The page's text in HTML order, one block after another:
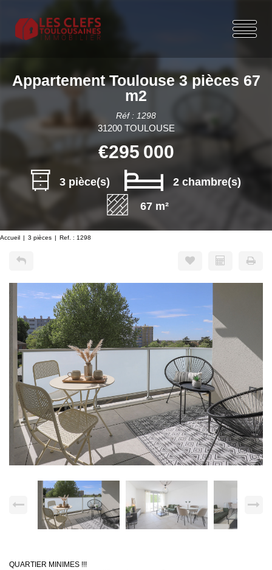
Appartement Toulouse 3 pièces 67
m2
Réf : 1298
31200 TOULOUSE
€295 000
3 pièce(s)
2 chambre(s)
67 m²
Accueil 3 pièces Ref. : 1298
QUARTIER MINIMES !!!